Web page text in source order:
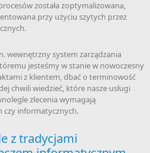
została zoptymalizowana,
przy użyciu szytych przez
wewnętrzny system zarządzania
jesteśmy w stanie w nowoczesny
z klientem, dbać o terminowość
chwili wiedzieć, które nasze usługi
zlecenia wymagają
czy informatycznych.
z tradycjami